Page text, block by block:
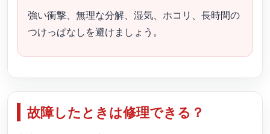
強い衝撃、無理な分解、湿気、ホコリ、長時間の
つけっぱなしを避けましょう。
故障したときは修理できる？